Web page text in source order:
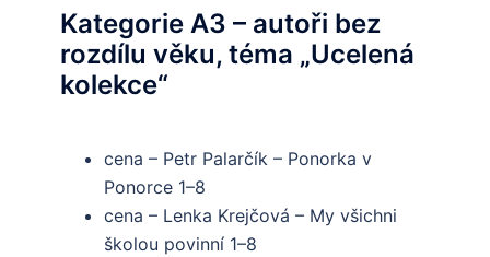
Kategorie A3 – autoři bez
rozdílu věku, téma „Ucelená
kolekce“
cena – Petr Palarčík – Ponorka v
Ponorce 1–8
cena – Lenka Krejčová – My všichni
školou povinní 1–8